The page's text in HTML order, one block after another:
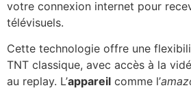
votre connexion internet pour
télévisuels.
Cette technologie offre une
TNT classique, avec accès à la
au replay. L’appareil comme l’